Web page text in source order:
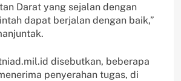
Darat yang sejalan dengan
dapat berjalan dengan baik,”
disebutkan, beberapa
penyerahan tugas, di